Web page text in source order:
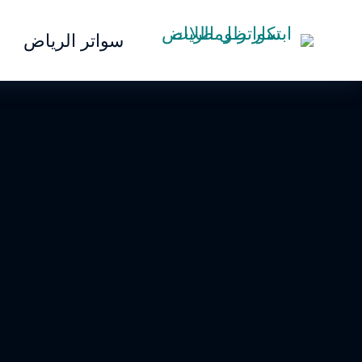
سواتر الرياض